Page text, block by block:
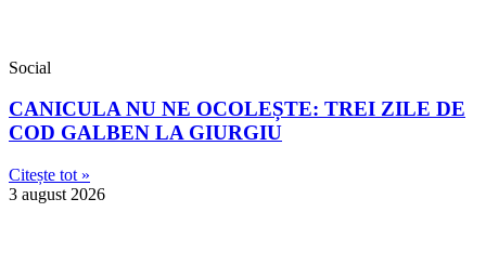
Social
CANICULA NU NE OCOLEȘTE: TREI ZILE DE
COD GALBEN LA GIURGIU
Citește tot »
3 august 2026